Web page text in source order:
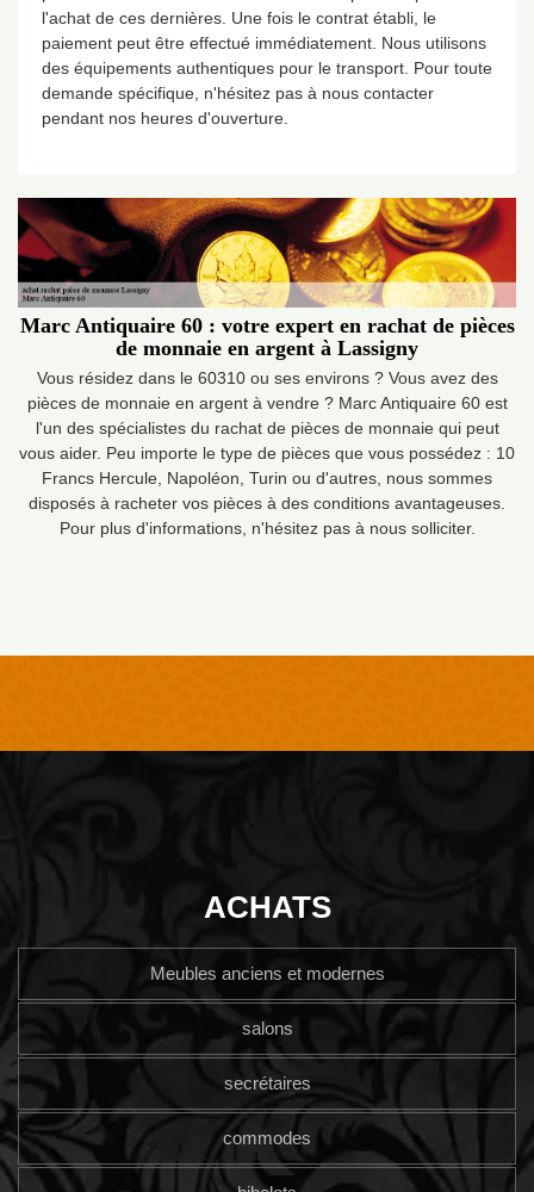
l'achat de ces dernières. Une fois le contrat établi, le
paiement peut être effectué immédiatement. Nous utilisons
des équipements authentiques pour le transport. Pour toute
demande spécifique, n'hésitez pas à nous contacter
pendant nos heures d'ouverture.
Marc Antiquaire 60 : votre expert en rachat de pièces
de monnaie en argent à Lassigny
Vous résidez dans le 60310 ou ses environs ? Vous avez des
pièces de monnaie en argent à vendre ? Marc Antiquaire 60 est
l'un des spécialistes du rachat de pièces de monnaie qui peut
vous aider. Peu importe le type de pièces que vous possédez : 10
Francs Hercule, Napoléon, Turin ou d'autres, nous sommes
disposés à racheter vos pièces à des conditions avantageuses.
Pour plus d'informations, n'hésitez pas à nous solliciter.
ACHATS
Meubles anciens et modernes
salons
secrétaires
commodes